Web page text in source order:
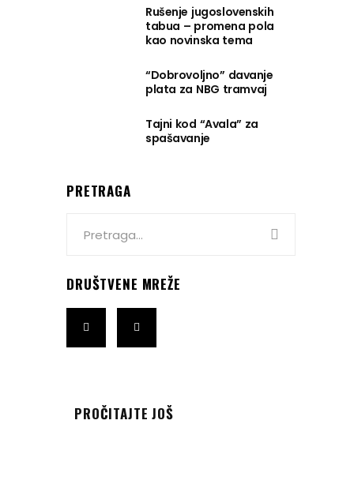
Rušenje jugoslovenskih
tabua – promena pola
kao novinska tema
“Dobrovoljno” davanje
plata za NBG tramvaj
Tajni kod “Avala” za
spašavanje
PRETRAGA
DRUŠTVENE MREŽE
PROČITAJTE JOŠ